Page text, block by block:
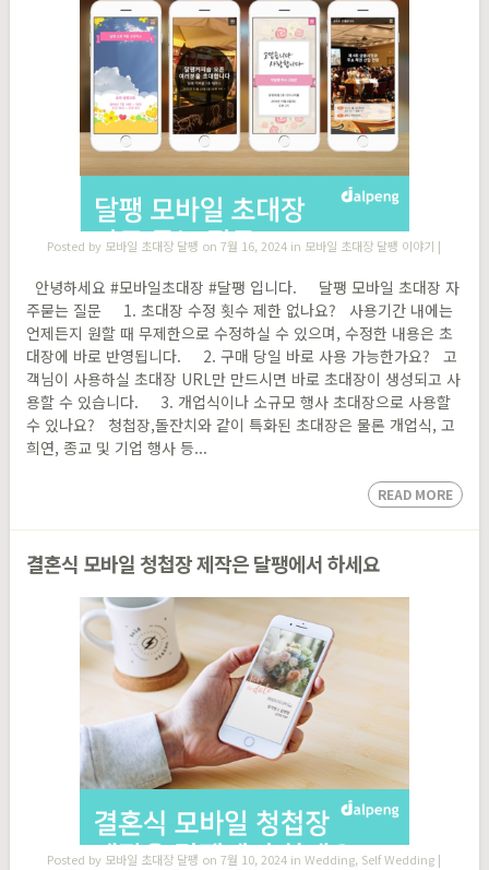
Posted by 모바일 초대장 달팽 on 7월 16, 2024 in 모바일 초대장 달팽 이야기 |
안녕하세요 #모바일초대장 #달팽 ​입니다. 달팽 모바일 초대장 자
주묻는 질문 1. 초대장 수정 횟수 제한 없나요? 사용기간 내에는
언제든지 원할 때 무제한으로 수정하실 수 있으며, 수정한 내용은 초
대장에 바로 반영됩니다. 2. 구매 당일 바로 사용 가능한가요? 고
객님이 사용하실 초대장 URL만 만드시면 바로 초대장이 생성되고 사
용할 수 있습니다. 3. 개업식이나 소규모 행사 초대장으로 사용할
수 있나요? 청첩장,돌잔치와 같이 특화된 초대장은 물론 개업식, 고
희연, 종교 및 기업 행사 등...
READ MORE
결혼식 모바일 청첩장 제작은 달팽에서 하세요
Posted by 모바일 초대장 달팽 on 7월 10, 2024 inWedding, Self Wedding |